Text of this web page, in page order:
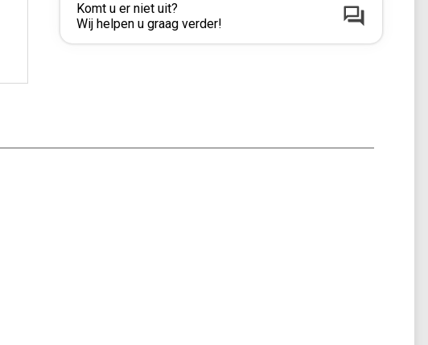
Komt u er niet uit?
Wij helpen u graag verder!